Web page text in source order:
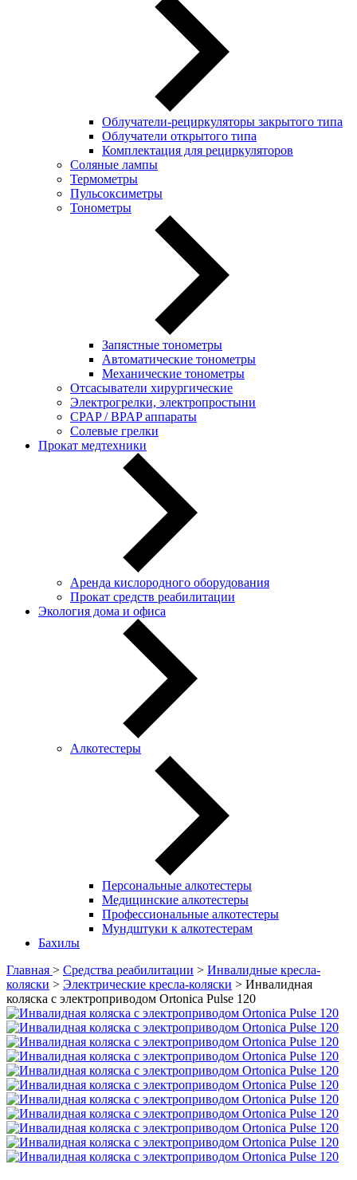
Облучатели-рециркуляторы закрытого типа
Облучатели открытого типа
Комплектация для рециркуляторов
Соляные лампы
Термометры
Пульсоксиметры
Тонометры
Запястные тонометры
Автоматические тонометры
Механические тонометры
Отсасыватели хирургические
Электрогрелки, электропростыни
CPAP / BPAP аппараты
Солевые грелки
Прокат медтехники
Аренда кислородного оборудования
Прокат средств реабилитации
Экология дома и офиса
Алкотестеры
Персональные алкотестеры
Медицинские алкотестеры
Профессиональные алкотестеры
Мундштуки к алкотестерам
Бахилы
Главная > Средства реабилитации > Инвалидные кресла-
коляски > Электрические кресла-коляски > Инвалидная
коляска с электроприводом Ortonica Pulse 120